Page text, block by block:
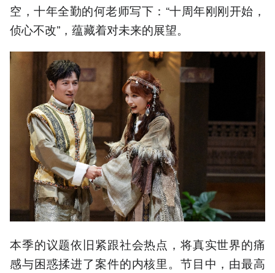
空，十年全勤的何老师写下：“十周年刚刚开始，
侦心不改”，蕴藏着对未来的展望。
本季的议题依旧紧跟社会热点，将真实世界的痛
感与困惑揉进了案件的内核里。节目中，由最高